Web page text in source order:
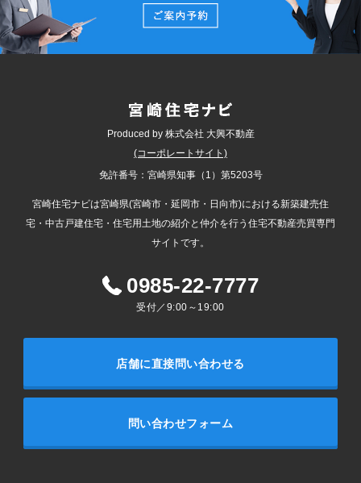
Produced by 株式会社 大興不動産
(コーポレートサイト)
免許番号：宮崎県知事（1）第5203号
宮崎住宅ナビは宮崎県(宮崎市・延岡市・日向市)における新築建売住
宅・中古戸建住宅・住宅用土地の紹介と仲介を行う住宅不動産売買専門
サイトです。
0985-22-7777
受付／9:00～19:00
店舗に直接問い合わせる
問い合わせフォーム